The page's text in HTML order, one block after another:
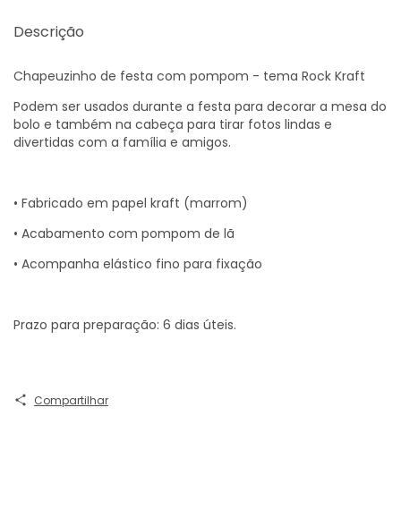
Descrição
Chapeuzinho de festa com pompom - tema Rock Kraft
Podem ser usados durante a festa para decorar a mesa do
bolo e também na cabeça para tirar fotos lindas e
divertidas com a família e amigos.
• Fabricado em papel kraft (marrom)
• Acabamento com pompom de lã
• Acompanha elástico fino para fixação
Prazo para preparação: 6 dias úteis.
Compartilhar